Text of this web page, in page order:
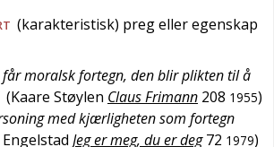
(karakteristisk) preg eller egenskap
moralsk fortegn, den blir plikten til å
(Kaare Støylen Claus Frimann 208 1955)
med kjærligheten som fortegn
Jeg er meg, du er deg 72 1979)